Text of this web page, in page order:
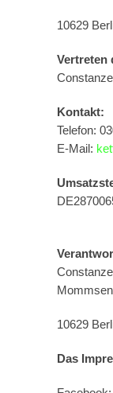
10629
Vertreten
Kontakt:
Telefon:
E-Mail:
10629
Das